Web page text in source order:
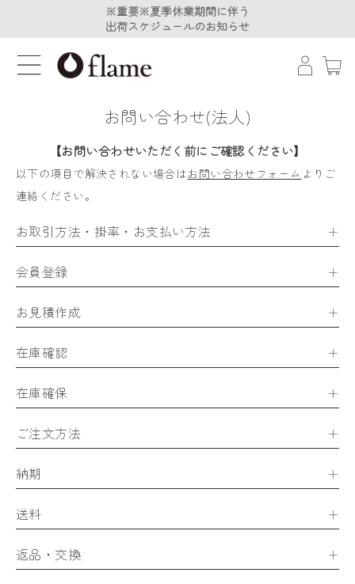
※重要※夏季休業期間に伴う
出荷スケジュールのお知らせ
※重要※夏季休業期間に伴う
出荷スケジュールのお知らせ
お問い合わせ(法人)
【お問い合わせいただく前にご確認ください】
以下の項目で解決されない場合はお問い合わせフォーム よりご
連絡ください。
お取引方法・掛率・お支払い方法
会員登録
お見積作成
在庫確認
在庫確保
ご注文方法
納期
送料
返品・交換